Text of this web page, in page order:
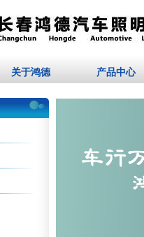
关于鸿德 产品中心